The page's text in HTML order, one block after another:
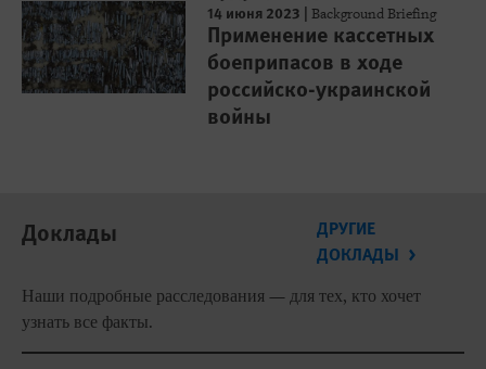
14 июня 2023 | Background Briefing
Применение кассетных
боеприпасов в ходе
российско-украинской
войны
Доклады
ДРУГИЕ
ДОКЛАДЫ
Наши подробные расследования — для тех, кто хочет
узнать все факты.